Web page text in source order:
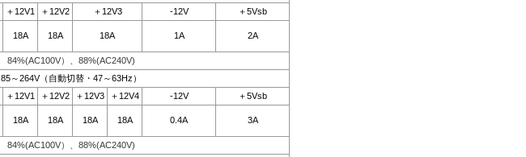
＋12V1 ＋12V2 ＋12V3 -12V
＋5Vsb
18A 18A 18A 1A 2A
84%(AC100V）、88%(AC240V)
85～264V（自動切替・47～63Hz）
＋12V1 ＋12V2 ＋12V3 ＋12V4 -12V
＋5Vsb
18A 18A 18A 18A 0.4A 3A
84%(AC100V）、88%(AC240V)